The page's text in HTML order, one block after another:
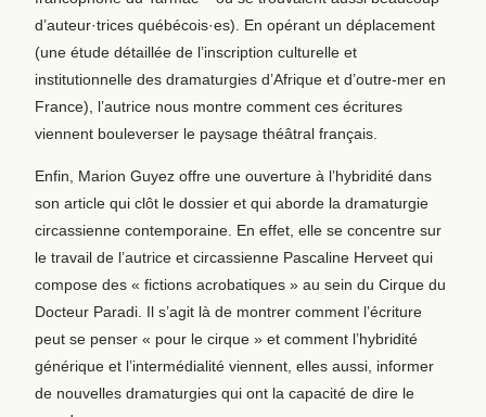
d’auteur·trices québécois·es). En opérant un déplacement
(une étude détaillée de l’inscription culturelle et
institutionnelle des dramaturgies d’Afrique et d’outre-mer en
France), l’autrice nous montre comment ces écritures
viennent bouleverser le paysage théâtral français.
Enfin, Marion Guyez offre une ouverture à l’hybridité dans
son article qui clôt le dossier et qui aborde la dramaturgie
circassienne contemporaine. En effet, elle se concentre sur
le travail de l’autrice et circassienne Pascaline Herveet qui
compose des « fictions acrobatiques » au sein du Cirque du
Docteur Paradi. Il s’agit là de montrer comment l’écriture
peut se penser « pour le cirque » et comment l’hybridité
générique et l’intermédialité viennent, elles aussi, informer
de nouvelles dramaturgies qui ont la capacité de dire le